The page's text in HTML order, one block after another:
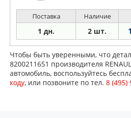
Поставка Наличие
1 дн. 2 шт.
Чтобы быть уверенными, что
8200211651 производителя
автомобиль, воспользуйтесь
коду, или позвоните по тел. 8 (495)